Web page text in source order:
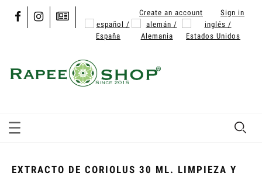
Create an account Sign in
EXTRACTO DE CORIOLUS 30 ML. LIMPIEZA Y